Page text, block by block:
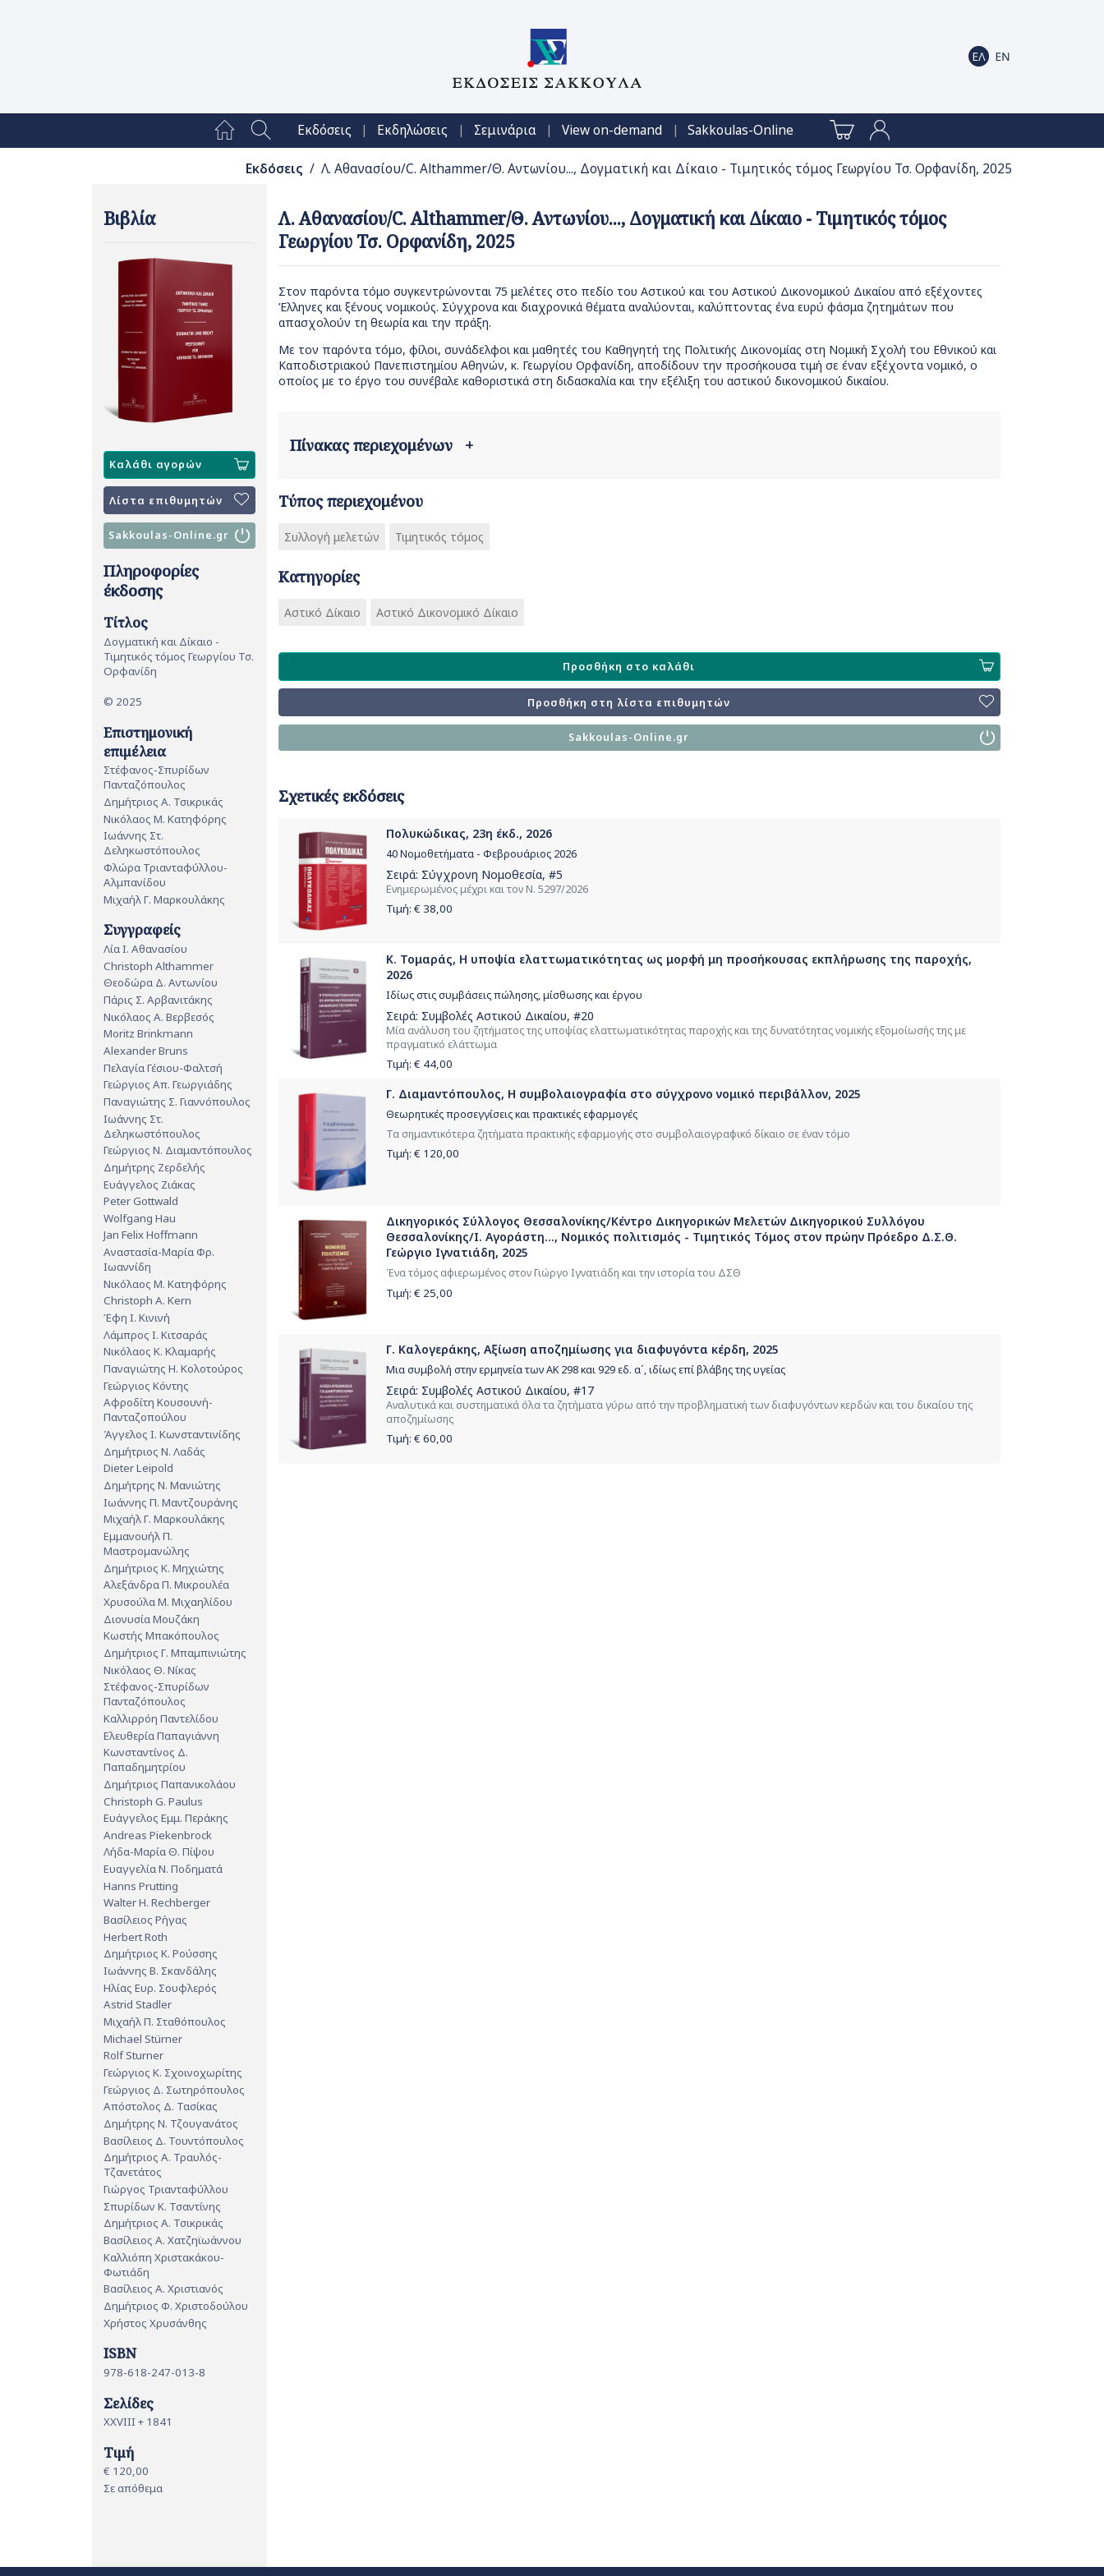
Εκδόσεις | Εκδηλώσεις | Σεμινάρια | View on-demand | Sakkoulas-Online
Εκδόσεις / Λ. Αθανασίου/C. Althammer/Θ. Αντωνίου..., Δογματική και Δίκαιο - Τιμητικός τόμος Γεωργίου Τσ. Ορφανίδη, 2025
Βιβλία
Καλάθι αγορών
Λίστα επιθυμητών
Sakkoulas-Online.gr
Πληροφορίες
έκδοσης
Τίτλος
Δογματική και Δίκαιο -
Τιμητικός τόμος Γεωργίου Τσ.
Ορφανίδη
© 2025
Επιστημονική
επιμέλεια
Στέφανος-Σπυρίδων
Πανταζόπουλος
Δημήτριος Α. Τσικρικάς
Νικόλαος Μ. Κατηφόρης
Ιωάννης Στ.
Δεληκωστόπουλος
Φλώρα Τριανταφύλλου-
Αλμπανίδου
Μιχαήλ Γ. Μαρκουλάκης
Συγγραφείς
Λία Ι. Αθανασίου
Christoph Althammer
Θεοδώρα Δ. Αντωνίου
Πάρις Σ. Αρβανιτάκης
Νικόλαος Α. Βερβεσός
Moritz Brinkmann
Alexander Bruns
Πελαγία Γέσιου-Φαλτσή
Γεώργιος Απ. Γεωργιάδης
Παναγιώτης Σ. Γιαννόπουλος
Ιωάννης Στ.
Δεληκωστόπουλος
Γεώργιος Ν. Διαμαντόπουλος
Δημήτρης Ζερδελής
Ευάγγελος Ζιάκας
Peter Gottwald
Wolfgang Hau
Jan Felix Hoffmann
Αναστασία-Μαρία Φρ.
Ιωαννίδη
Νικόλαος Μ. Κατηφόρης
Christoph A. Kern
Έφη Ι. Κινινή
Λάμπρος Ι. Κιτσαράς
Νικόλαος Κ. Κλαμαρής
Παναγιώτης Η. Κολοτούρος
Γεώργιος Κόντης
Αφροδίτη Κουσουνή-
Πανταζοπούλου
Άγγελος Ι. Κωνσταντινίδης
Δημήτριος Ν. Λαδάς
Dieter Leipold
Δημήτρης Ν. Μανιώτης
Ιωάννης Π. Μαντζουράνης
Μιχαήλ Γ. Μαρκουλάκης
Εμμανουήλ Π.
Μαστρομανώλης
Δημήτριος Κ. Μηχιώτης
Αλεξάνδρα Π. Μικρουλέα
Χρυσούλα Μ. Μιχαηλίδου
Διονυσία Μουζάκη
Κωστής Μπακόπουλος
Δημήτριος Γ. Μπαμπινιώτης
Νικόλαος Θ. Νίκας
Στέφανος-Σπυρίδων
Πανταζόπουλος
Καλλιρρόη Παντελίδου
Ελευθερία Παπαγιάννη
Κωνσταντίνος Δ.
Παπαδημητρίου
Δημήτριος Παπανικολάου
Christoph G. Paulus
Ευάγγελος Εμμ. Περάκης
Andreas Piekenbrock
Λήδα-Μαρία Θ. Πίψου
Ευαγγελία Ν. Ποδηματά
Hanns Prutting
Walter H. Rechberger
Βασίλειος Ρήγας
Herbert Roth
Δημήτριος Κ. Ρούσσης
Ιωάννης Β. Σκανδάλης
Ηλίας Ευρ. Σουφλερός
Astrid Stadler
Μιχαήλ Π. Σταθόπουλος
Michael Stürner
Rolf Sturner
Γεώργιος Κ. Σχοινοχωρίτης
Γεώργιος Δ. Σωτηρόπουλος
Απόστολος Δ. Τασίκας
Δημήτρης Ν. Τζουγανάτος
Βασίλειος Δ. Τουντόπουλος
Δημήτριος Α. Τραυλός-
Τζανετάτος
Γιώργος Τριανταφύλλου
Σπυρίδων Κ. Τσαντίνης
Δημήτριος Α. Τσικρικάς
Βασίλειος Α. Χατζηϊωάννου
Καλλιόπη Χριστακάκου-
Φωτιάδη
Βασίλειος Α. Χριστιανός
Δημήτριος Φ. Χριστοδούλου
Χρήστος Χρυσάνθης
ISBN
978-618-247-013-8
Σελίδες
XXVIII + 1841
Τιμή
€ 120,00
Σε απόθεμα
Λ. Αθανασίου/C. Althammer/Θ. Αντωνίου..., Δογματική και Δίκαιο - Τιμητικός τόμος
Γεωργίου Τσ. Ορφανίδη, 2025
Στον παρόντα τόμο συγκεντρώνονται 75 μελέτες στο πεδίο του Αστικού και του Αστικού Δικονομικού Δικαίου από εξέχοντες
Έλληνες και ξένους νομικούς. Σύγχρονα και διαχρονικά θέματα αναλύονται, καλύπτοντας ένα ευρύ φάσμα ζητημάτων που
απασχολούν τη θεωρία και την πράξη.
Με τον παρόντα τόμο, φίλοι, συνάδελφοι και μαθητές του Καθηγητή της Πολιτικής Δικονομίας στη Νομική Σχολή του Εθνικού και
Καποδιστριακού Πανεπιστημίου Αθηνών, κ. Γεωργίου Ορφανίδη, αποδίδουν την προσήκουσα τιμή σε έναν εξέχοντα νομικό, ο
οποίος με το έργο του συνέβαλε καθοριστικά στη διδασκαλία και την εξέλιξη του αστικού δικονομικού δικαίου.
Πίνακας περιεχομένων +
Τύπος περιεχομένου
Συλλογή μελετών Τιμητικός τόμος
Κατηγορίες
Αστικό Δίκαιο Αστικό Δικονομικό Δίκαιο
Προσθήκη στο καλάθι
Προσθήκη στη λίστα επιθυμητών
Sakkoulas-Online.gr
Σχετικές εκδόσεις
Πολυκώδικας, 23η έκδ., 2026
40 Νομοθετήματα - Φεβρουάριος 2026
Σειρά: Σύγχρονη Νομοθεσία, #5
Ενημερωμένος μέχρι και τον Ν. 5297/2026
Τιμή: € 38,00
Κ. Τομαράς, Η υποψία ελαττωματικότητας ως μορφή μη προσήκουσας εκπλήρωσης της παροχής,
2026
Ιδίως στις συμβάσεις πώλησης, μίσθωσης και έργου
Σειρά: Συμβολές Αστικού Δικαίου, #20
Μία ανάλυση του ζητήματος της υποψίας ελαττωματικότητας παροχής και της δυνατότητας νομικής εξομοίωσής της με
πραγματικό ελάττωμα
Τιμή: € 44,00
Γ. Διαμαντόπουλος, Η συμβολαιογραφία στο σύγχρονο νομικό περιβάλλον, 2025
Θεωρητικές προσεγγίσεις και πρακτικές εφαρμογές
Τα σημαντικότερα ζητήματα πρακτικής εφαρμογής στο συμβολαιογραφικό δίκαιο σε έναν τόμο
Τιμή: € 120,00
Δικηγορικός Σύλλογος Θεσσαλονίκης/Κέντρο Δικηγορικών Μελετών Δικηγορικού Συλλόγου
Θεσσαλονίκης/Ι. Αγοράστη..., Νομικός πολιτισμός - Τιμητικός Τόμος στον πρώην Πρόεδρο Δ.Σ.Θ.
Γεώργιο Ιγνατιάδη, 2025
Ένα τόμος αφιερωμένος στον Γιώργο Ιγνατιάδη και την ιστορία του ΔΣΘ
Τιμή: € 25,00
Γ. Καλογεράκης, Αξίωση αποζημίωσης για διαφυγόντα κέρδη, 2025
Μια συμβολή στην ερμηνεία των ΑΚ 298 και 929 εδ. α΄, ιδίως επί βλάβης της υγείας
Σειρά: Συμβολές Αστικού Δικαίου, #17
Αναλυτικά και συστηματικά όλα τα ζητήματα γύρω από την προβληματική των διαφυγόντων κερδών και του δικαίου της
αποζημίωσης
Τιμή: € 60,00